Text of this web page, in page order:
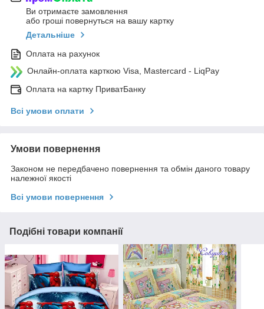
Ви отримаєте замовлення
або гроші повернуться на вашу картку
Детальніше
Оплата на рахунок
Онлайн-оплата карткою Visa, Mastercard - LiqPay
Оплата на картку ПриватБанку
Всі умови оплати
Умови повернення
Законом не передбачено повернення та обмін даного товару
належної якості
Всі умови повернення
Подібні товари компанії